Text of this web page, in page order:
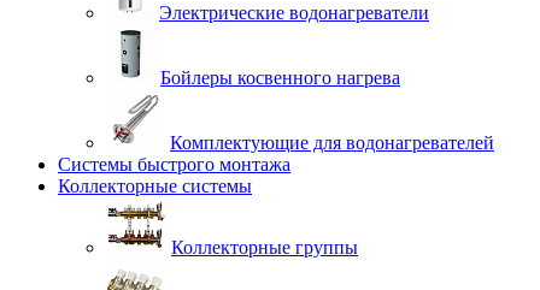
Электрические водонагреватели
Бойлеры косвенного нагрева
Комплектующие для водонагревателей
Системы быстрого монтажа
Коллекторные системы
Коллекторные группы